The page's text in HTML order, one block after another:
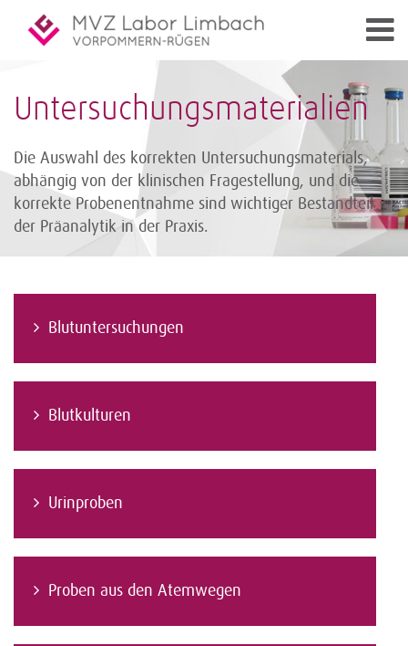
Untersuchungsmaterialien
Die Auswahl des korrekten Untersuchungsmaterials,
abhängig von der klinischen Fragestellung, und die
korrekte Probenentnahme sind wichtiger Bestandteil
der Präanalytik in der Praxis.
Blutuntersuchungen
Blutkulturen
Urinproben
Proben aus den Atemwegen